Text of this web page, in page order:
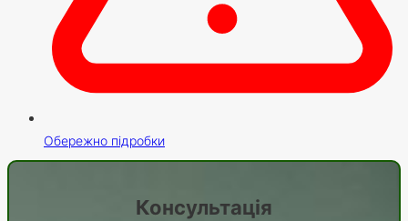
Обережно підробки
Консультація